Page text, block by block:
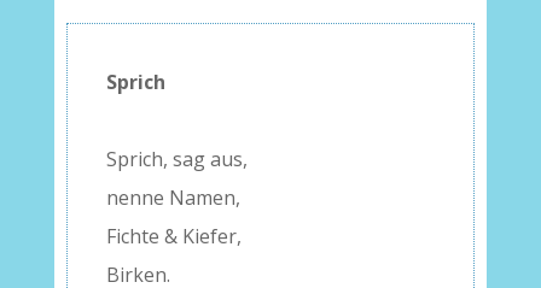
Sprich
Sprich, sag aus,
nenne Namen,
Fichte & Kiefer,
Birken.